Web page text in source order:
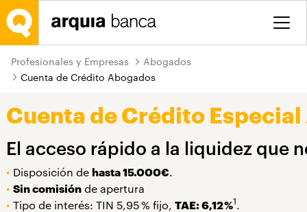
Saltar al contenido principal
Profesionales y Empresas
Abogados
Cuenta de Crédito Abogados
Cuenta de Crédito
El acceso rápido a la liquidez que
• Disposición de hasta 15.000€.
• Sin comisiónde apertura
• Tipo de interés: TIN 5,95 % fijo, TAE: 6,12 %1.